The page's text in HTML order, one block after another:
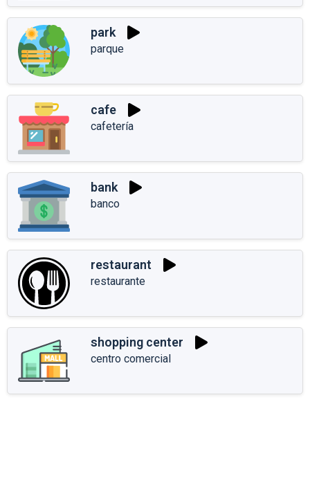
park
parque
cafe
cafetería
bank
banco
restaurant
restaurante
shopping center
centro comercial